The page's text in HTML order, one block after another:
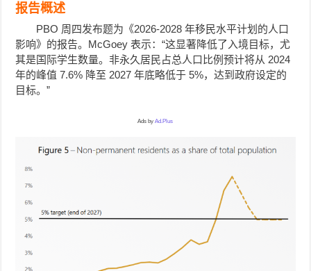
报告概述
PBO 周四发布题为《2026-2028 年移民水平计划的人口
影响》的报告。McGoey 表示：“这显著降低了入境目标，尤
其是国际学生数量。非永久居民占总人口比例预计将从 2024
年的峰值 7.6% 降至 2027 年底略低于 5%，达到政府设定的
目标。”
Ads byAd.Plus